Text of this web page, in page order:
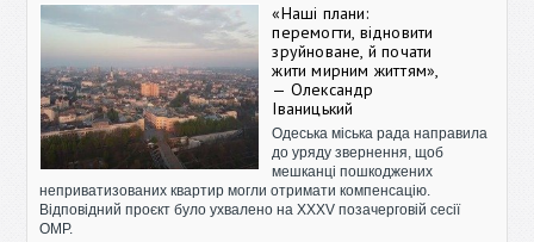
«Наші плани:
перемогти, відновити
зруйноване, й почати
жити мирним життям»,
— Олександр
Іваницький
Одеська міська рада направила
до уряду звернення, щоб
мешканці пошкоджених
неприватизованих квартир могли отримати компенсацію.
Відповідний проєкт було ухвалено на XXXV позачерговій сесії
ОМР.